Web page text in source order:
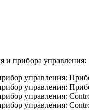
и прибора управления:
управления:
управления:
управления:
управления: